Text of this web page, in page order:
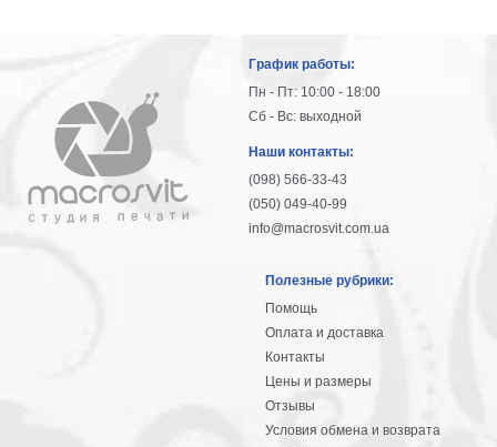
График работы:
Пн - Пт: 10:00 - 18:00
Сб - Вс: выходной
Наши контакты:
(098) 566-33-43
(050) 049-40-99
info@macrosvit.com.ua
Полезные рубрики:
Помощь
Оплата и доставка
Контакты
Цены и размеры
Отзывы
Условия обмена и возврата